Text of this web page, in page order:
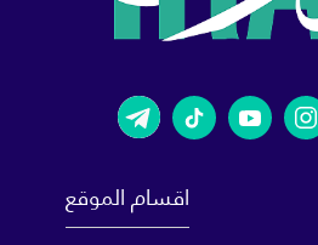
اقسام الموقع